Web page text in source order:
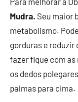
Mudra. Seu maior
metabolismo.
gorduras e reduzir
fazer fique com as
os dedos
palmas para cima.